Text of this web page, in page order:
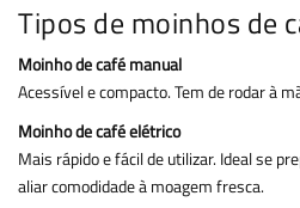
Tipos de moinhos de
Moinho de café manual
Acessível e compacto. Tem de rodar à
Moinho de café elétrico
Mais rápido e fácil de utilizar. Ideal se
aliar comodidade à moagem fresca.